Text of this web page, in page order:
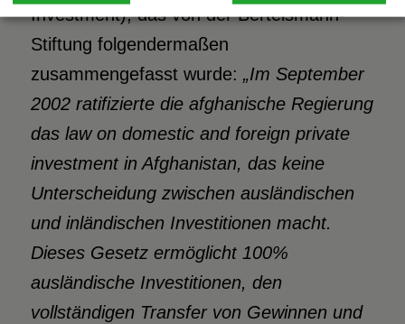
Investment), das von der Bertelsmann-
Stiftung folgendermaßen
zusammengefasst wurde: „Im September
2002 ratifizierte die afghanische Regierung
das law on domestic and foreign private
investment in Afghanistan, das keine
Unterscheidung zwischen ausländischen
und inländischen Investitionen macht.
Dieses Gesetz ermöglicht 100%
ausländische Investitionen, den
vollständigen Transfer von Gewinnen und